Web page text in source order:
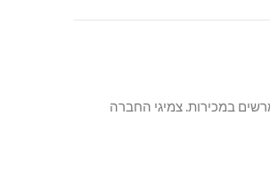
במכירות. צמיגי החברה